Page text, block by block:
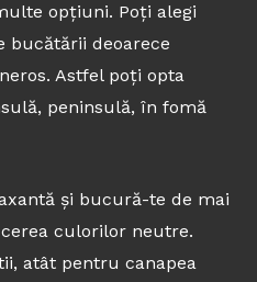
opțiuni. Poți alegi
deoarece
Astfel poți opta
peninsulă, în fomă
și bucură-te de mai
culorilor neutre.
atât pentru canapea